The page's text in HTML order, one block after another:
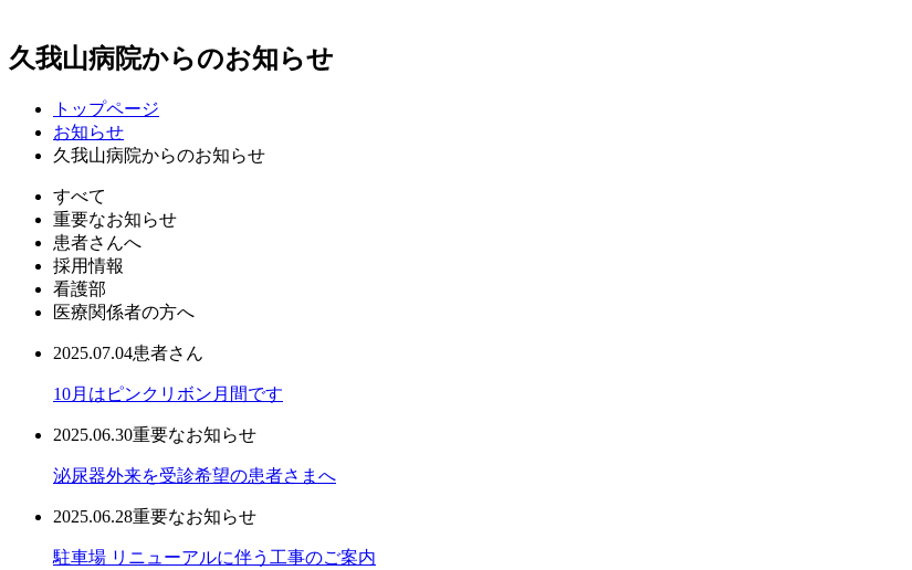
久我山病院からのお知らせ
トップページ
お知らせ
久我山病院からのお知らせ
すべて
重要なお知らせ
患者さんへ
採用情報
看護部
医療関係者の方へ
2025.07.04患者さん
10月はピンクリボン月間です
2025.06.30重要なお知らせ
泌尿器外来を受診希望の患者さまへ
2025.06.28重要なお知らせ
駐車場 リニューアルに伴う工事のご案内